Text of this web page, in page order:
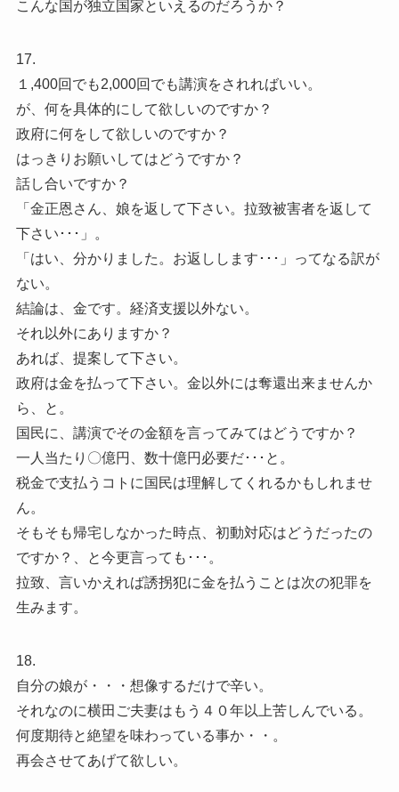
こんな国が独立国家といえるのだろうか？
17.
１,400回でも2,000回でも講演をされればいい。
が、何を具体的にして欲しいのですか？
政府に何をして欲しいのですか？
はっきりお願いしてはどうですか？
話し合いですか？
「金正恩さん、娘を返して下さい。拉致被害者を返して
下さい･･･」。
「はい、分かりました。お返しします･･･」ってなる訳が
ない。
結論は、金です。経済支援以外ない。
それ以外にありますか？
あれば、提案して下さい。
政府は金を払って下さい。金以外には奪還出来ませんか
ら、と。
国民に、講演でその金額を言ってみてはどうですか？
一人当たり〇億円、数十億円必要だ･･･と。
税金で支払うコトに国民は理解してくれるかもしれませ
ん。
そもそも帰宅しなかった時点、初動対応はどうだったの
ですか？、と今更言っても･･･。
拉致、言いかえれば誘拐犯に金を払うことは次の犯罪を
生みます。
18.
自分の娘が・・・想像するだけで辛い。
それなのに横田ご夫妻はもう４０年以上苦しんでいる。
何度期待と絶望を味わっている事か・・。
再会させてあげて欲しい。